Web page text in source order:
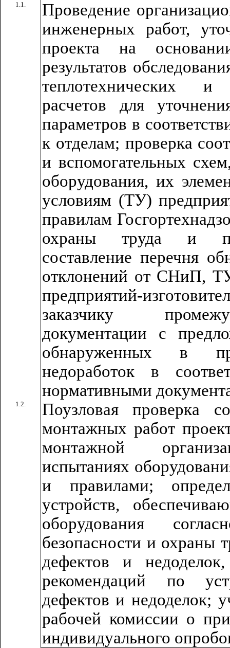
1.1.
Проведение
инженерных работ,
проекта на
результатов
теплотехнических и
расчетов для
параметров в
к отделам; проверка
и вспомогательных
оборудования, их
условиям (ТУ)
правилам
охраны труда и
составление перечня
отклонений от СНиП,
предприятий-
заказчику
документации с
обнаруженных в
недоработок в
нормативными
1.2.
Поузловая проверка
монтажных работ
монтажной
испытаниях
и правилами;
устройств,
оборудования
безопасности и охраны
дефектов и
рекомендаций по
дефектов и недоделок;
рабочей комиссии о
индивидуального